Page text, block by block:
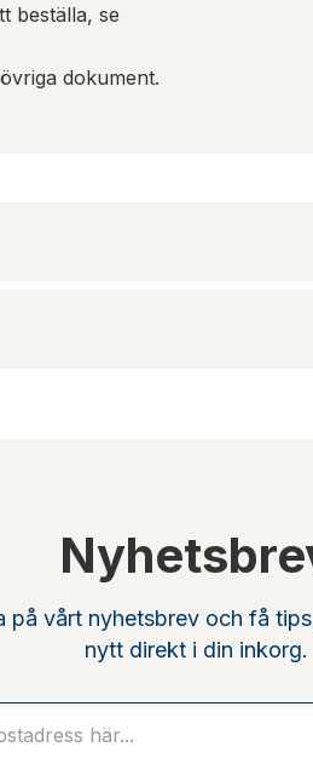
beställa, se
dokument.
på vårt nyhetsbrev och få
nytt direkt i din inkorg.